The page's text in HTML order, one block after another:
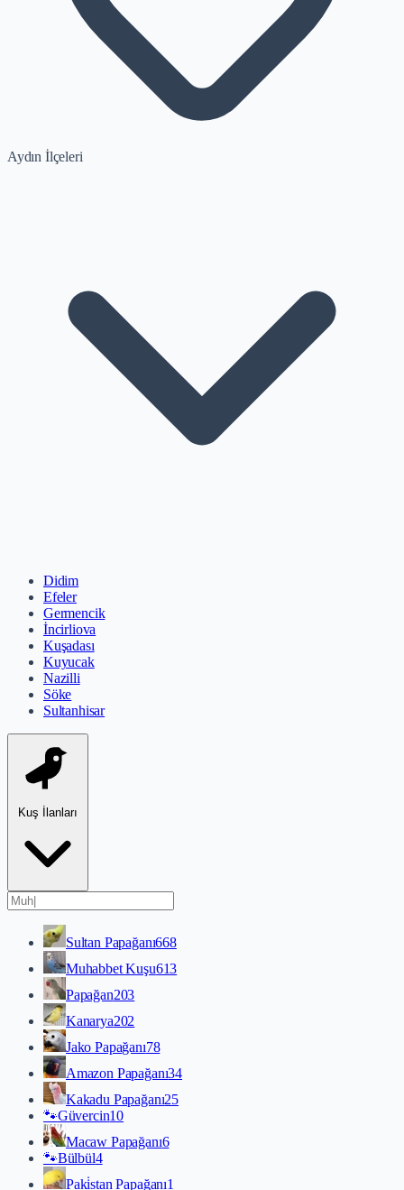
Aydın İlçeleri
Didim
Efeler
Germencik
İncirliova
Kuşadası
Kuyucak
Nazilli
Söke
Sultanhisar
Kuş İlanları
Sultan Papağanı668
Muhabbet Kuşu613
Papağan203
Kanarya202
Jako Papağanı78
Amazon Papağanı34
Kakadu Papağanı25
🐾Güvercin10
Macaw Papağanı6
🐾Bülbül4
Paki̇stan Papağanı1